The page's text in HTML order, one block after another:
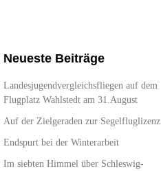
Neueste Beiträge
Landesjugendvergleichsfliegen auf dem
Flugplatz Wahlstedt am 31.August
Auf der Zielgeraden zur Segelfluglizenz
Endspurt bei der Winterarbeit
Im siebten Himmel über Schleswig-